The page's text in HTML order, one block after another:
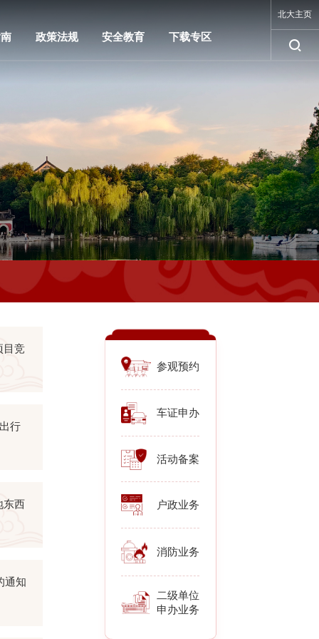
政策法规 安全教育 下载专区
北大主页
目竞
行
东西
通知
参观预约
车证申办
活动备案
户政业务
消防业务
二级单位
申办业务